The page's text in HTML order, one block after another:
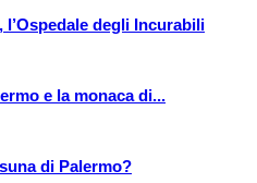
degli Incurabili
e la monaca di...
di Palermo?